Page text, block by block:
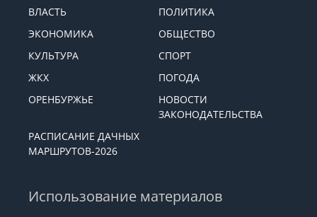
ВЛАСТЬ
ПОЛИТИКА
ЭКОНОМИКА
ОБЩЕСТВО
КУЛЬТУРА
СПОРТ
ЖКХ
ПОГОДА
ОРЕНБУРЖЬЕ
НОВОСТИ
ЗАКОНОДАТЕЛЬСТВА
РАСПИСАНИЕ ДАЧНЫХ
МАРШРУТОВ-2026
Использование материалов